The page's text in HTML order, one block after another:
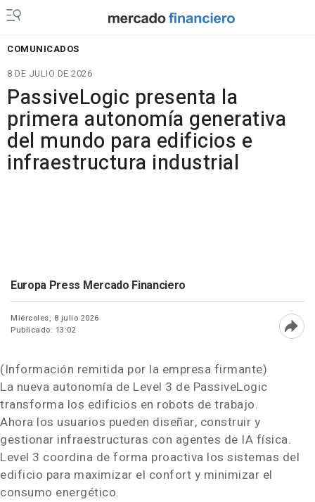
COMUNICADOS
8 DE JULIO DE 2026
PassiveLogic presenta la
primera autonomía generativa
del mundo para edificios e
infraestructura industrial
Europa Press Mercado Financiero
Miércoles, 8 julio 2026
Publicado: 13:02
(Información remitida por la empresa firmante)
La nueva autonomía de Level 3 de PassiveLogic
transforma los edificios en robots de trabajo.
Ahora los usuarios pueden diseñar, construir y
gestionar infraestructuras con agentes de IA física.
Level 3 coordina de forma proactiva los sistemas del
edificio para maximizar el confort y minimizar el
consumo energético.